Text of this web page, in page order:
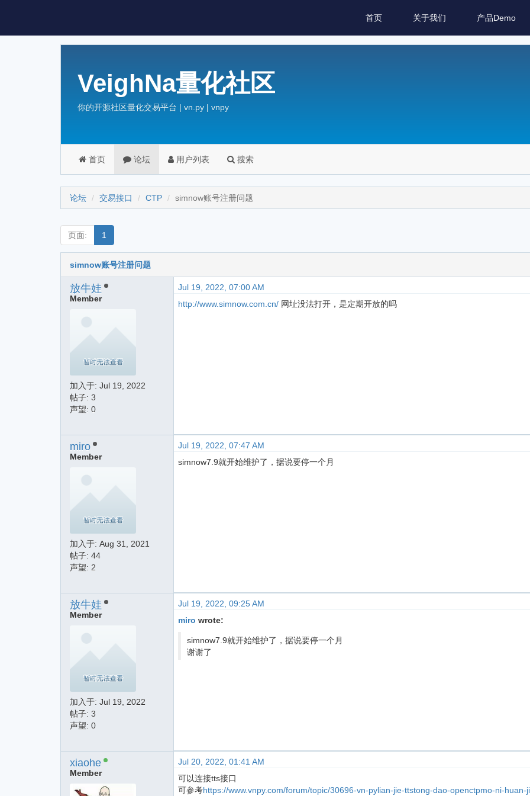
首页 关于我们 产品Demo
VeighNa量化社区
你的开源社区量化交易平台 | vn.py | vnpy
首页 论坛 用户列表 搜索
论坛 交易接口 CTP simnow账号注册问题
页面: 1
simnow账号注册问题
放牛娃
Member
加入于: Jul 19, 2022
帖子: 3
声望: 0
Jul 19, 2022, 07:00 AM
http://www.simnow.com.cn/网址没法打开，是定期开放的吗
miro
Member
加入于: Aug 31, 2021
帖子: 44
声望: 2
Jul 19, 2022, 07:47 AM
simnow7.9就开始维护了，据说要停一个月
放牛娃
Member
加入于: Jul 19, 2022
帖子: 3
声望: 0
Jul 19, 2022, 09:25 AM
miro wrote:
simnow7.9就开始维护了，据说要停一个月
谢谢了
xiaohe
Member
Jul 20, 2022, 01:41 AM
可以连接tts接口
可参考https://www.vnpy.com/forum/topic/30696-vn-pylian-jie-ttstong-dao-openctpmo-ni-